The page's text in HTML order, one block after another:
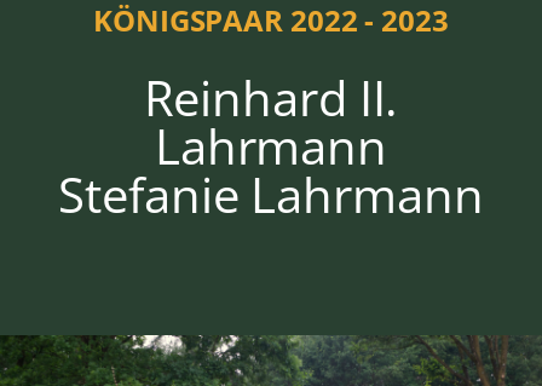
KÖNIGSPAAR 2022 - 2023
Reinhard II.
Lahrmann
Stefanie Lahrmann